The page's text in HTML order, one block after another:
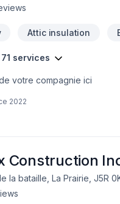
Attic insulation
services
votre compagnie ici
2022
Construction
la bataille, La Prairie, J5R